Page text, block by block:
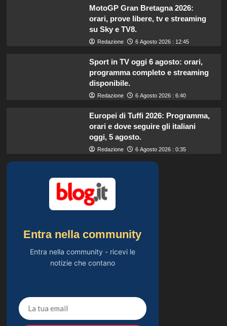
MotoGP Gran Bretagna 2026:
orari, prove libere, tv e streaming
su Sky e TV8.
Redazione 6 Agosto 2026 : 12:45
Sport in TV oggi 6 agosto: orari,
programma completo e streaming
disponibile.
Redazione 6 Agosto 2026 : 6:40
Europei di Tuffi 2026: Programma,
orari e dove seguire gli italiani
oggi, 5 agosto.
Redazione 6 Agosto 2026 : 0:35
Entra nella community
Entra nella community - ricevi le
notizie che contano